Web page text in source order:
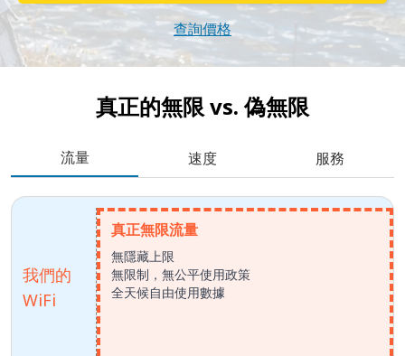
查詢價格
真正的無限 vs.偽無限
流量 速度 服務
我們的
WiFi
真正無限流量
無隱藏上限
無限制，無公平使用政策
全天候自由使用數據